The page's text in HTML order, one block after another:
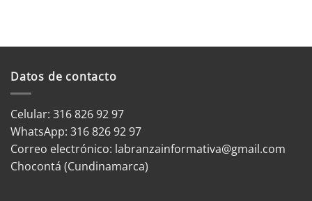
Datos de contacto
Celular: 316 826 92 97
WhatsApp: 316 826 92 97
Correo electrónico: labranzainformativa@gmail.com
Chocontá (Cundinamarca)